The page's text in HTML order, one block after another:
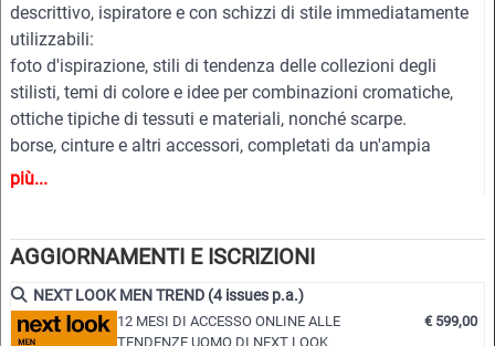
descrittivo, ispiratore e con schizzi di stile immediatamente
utilizzabili:
foto d'ispirazione, stili di tendenza delle collezioni degli
stilisti, temi di colore e idee per combinazioni cromatiche,
ottiche tipiche di tessuti e materiali, nonché scarpe.
borse, cinture e altri accessori, completati da un'ampia
gamma di nuove idee di design, figurini di outfit e bozze per
modificabili in formato PDF ed EPS per un'elaborazione
Punti di forza:
più...
AGGIORNAMENTI E ISCRIZIONI
NEXT LOOK MEN TREND (4 issues p.a.)
12 MESI DI ACCESSO ONLINE ALLE
TENDENZE UOMO DI NEXT LOOK
€ 599,00